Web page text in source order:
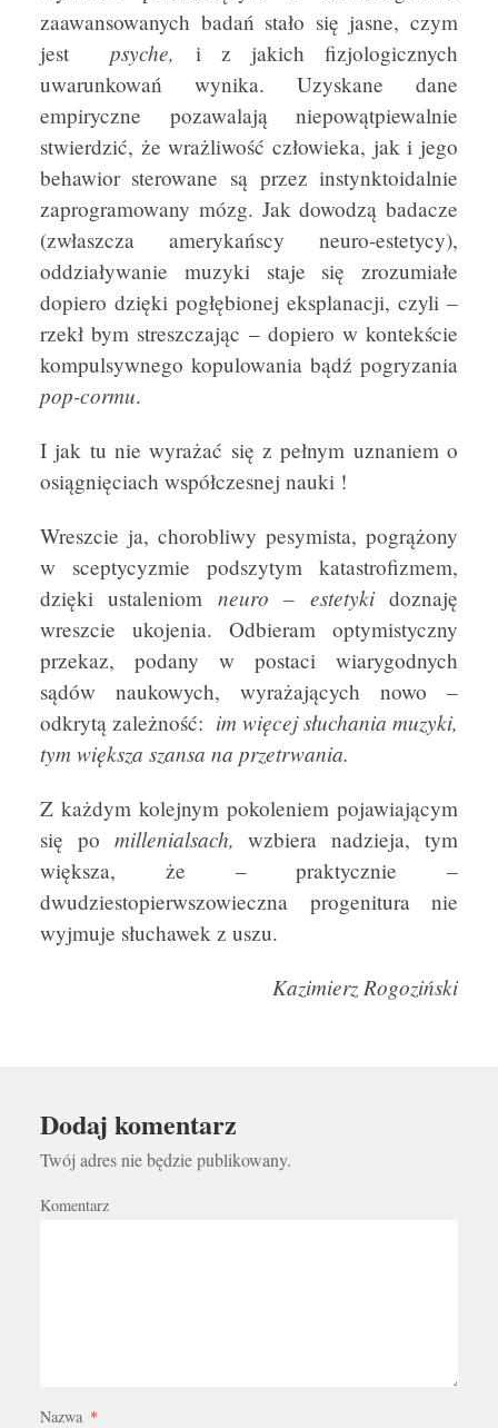
zaawansowanych badań stało się jasne, czym
jest
psyche, i z jakich fizjologicznych
uwarunkowań wynika. Uzyskane dane
empiryczne pozawalają niepowątpiewalnie
stwierdzić, że wrażliwość człowieka, jak i jego
behawior sterowane są przez instynktoidalnie
zaprogramowany mózg. Jak dowodzą badacze
(zwłaszcza amerykańscy neuro-estetycy),
oddziaływanie muzyki staje się zrozumiałe
dopiero dzięki pogłębionej eksplanacji, czyli –
rzekł bym streszczając – dopiero w kontekście
kompulsywnego kopulowania bądź pogryzania
pop-cormu.
I jak tu nie wyrażać się z pełnym uznaniem o
osiągnięciach współczesnej nauki !
Wreszcie ja, chorobliwy pesymista, pogrążony
w sceptycyzmie podszytym katastrofizmem,
dzięki ustaleniom neuro – estetykidoznaję
wreszcie ukojenia. Odbieram optymistyczny
przekaz, podany w postaci wiarygodnych
sądów naukowych, wyrażających nowo –
odkrytą zależność: im więcej słuchania muzyki,
tym większa szansa na przetrwania.
Z każdym kolejnym pokoleniem pojawiającym
się po millenialsach,wzbiera nadzieja, tym
większa, że – praktycznie –
dwudziestopierwszowieczna progenitura nie
wyjmuje słuchawek z uszu.
Kazimierz Rogoziński
Dodaj komentarz
Twój adres nie będzie publikowany.
Komentarz
Nazwa *